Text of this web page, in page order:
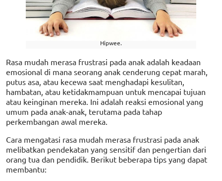
Hipwee.
Rasa mudah merasa frustrasi pada anak adalah keadaan
emosional di mana seorang anak cenderung cepat marah,
putus asa, atau kecewa saat menghadapi kesulitan,
hambatan, atau ketidakmampuan untuk mencapai tujuan
atau keinginan mereka. Ini adalah reaksi emosional yang
umum pada anak-anak, terutama pada tahap
perkembangan awal mereka.
Cara mengatasi rasa mudah merasa frustrasi pada anak
melibatkan pendekatan yang sensitif dan pengertian dari
orang tua dan pendidik. Berikut beberapa tips yang dapat
membantu: